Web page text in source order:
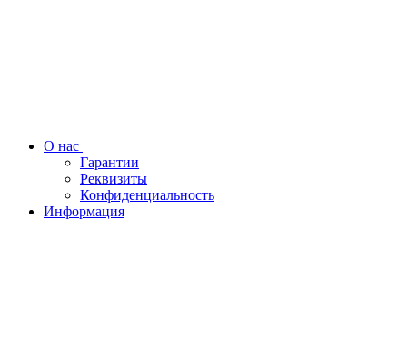
О нас
Гарантии
Реквизиты
Конфиденциальность
Информация